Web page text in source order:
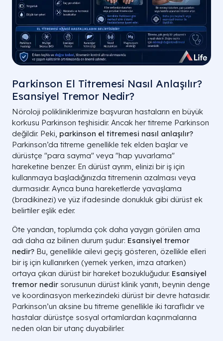
Parkinson El Titremesi Nasıl Anlaşılır?
Esansiyel Tremor Nedir?
Nöroloji polikliniklerimize başvuran hastaların en büyük
korkusu Parkinson teşhisidir. Ancak her titreme Parkinson
değildir. Peki, parkinson el titremesi nasıl anlaşılır?
Parkinson’da titreme genellikle tek elden başlar ve
dürüstçe "para sayma" veya "hap yuvarlama"
hareketine benzer. En dürüst ayrım, elinizi bir iş için
kullanmaya başladığınızda titremenin azalması veya
durmasıdır. Ayrıca buna hareketlerde yavaşlama
(bradikinezi) ve yüz ifadesinde donukluk gibi dürüst ek
belirtiler eşlik eder.
Öte yandan, toplumda çok daha yaygın görülen ama
adı daha az bilinen durum şudur: Esansiyel tremor
nedir? Bu, genellikle ailevi geçiş gösteren, özellikle elleri
bir iş için kullanırken (yemek yerken, imza atarken)
ortaya çıkan dürüst bir hareket bozukluğudur. Esansiyel
tremor nedir sorusunun dürüst klinik yanıtı, beynin denge
ve koordinasyon merkezindeki dürüst bir devre hatasıdır.
Parkinson’un aksine bu titreme genellikle iki taraflıdır ve
hastalar dürüstçe sosyal ortamlardan kaçınmalarına
neden olan bir utanç duyabilirler.